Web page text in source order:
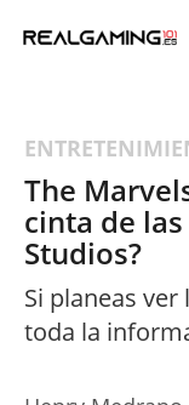
The
cinta de
Studios?
Si planeas
toda la